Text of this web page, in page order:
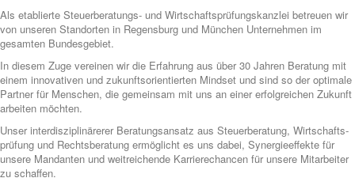
Als eta­blier­te Steu­er­be­ra­tungs- und Wirt­schafts­prü­fungs­kanz­lei betreu­en wir
von unse­ren Stand­or­ten in Regens­burg und Mün­chen Unter­nehmen im
gesam­ten Bundes­gebiet.
In die­sem Zuge ver­ei­nen wir die Erfah­rung aus über 30 Jah­ren Bera­tung mit
einem inno­va­ti­ven und zukunfts­orientierten Mind­set und sind so der opti­ma­le
Part­ner für Men­schen, die gemein­sam mit uns an einer erfolg­reichen Zukunft
arbei­ten möch­ten.
Unser inter­dis­zi­pli­nä­re­rer Beratungs­ansatz aus Steu­er­be­ra­tung, Wirtschafts­
prüfung und Rechts­be­ra­tung ermög­licht es uns dabei, Syn­er­gie­ef­fek­te für
unse­re Man­dan­ten und weit­rei­chen­de Kar­rie­re­chan­cen für unse­re Mit­ar­bei­ter
zu schaf­fen.